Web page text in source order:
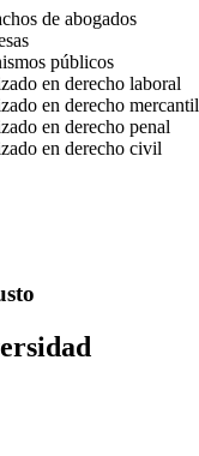
de abogados
públicos
en derecho laboral
en derecho mercantil
en derecho penal
en derecho civil